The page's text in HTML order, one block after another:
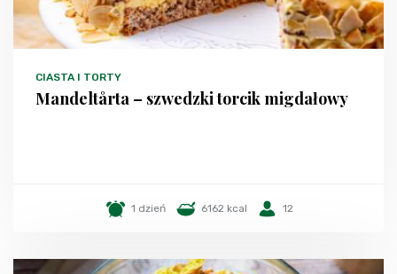
CIASTA I TORTY
Mandeltårta – szwedzki torcik migdałowy
1 dzień 6162 kcal 12